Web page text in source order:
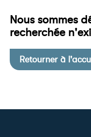
Nous sommes
recherchée
Retourner à